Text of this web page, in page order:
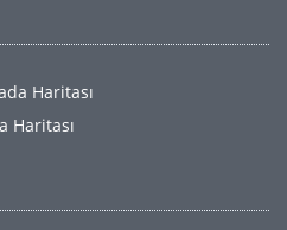
Haritası
Haritası